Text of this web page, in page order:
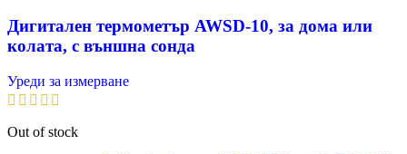
Дигитален термометър AWSD-10, за дома или
колата, с външна сонда
Уреди за измерване
Out of stock